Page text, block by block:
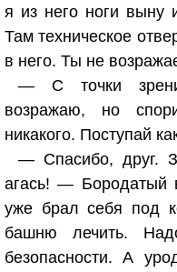
я из него ноги выну
Там техническое
в него. Ты не
— С точки
возражаю, но
никакого. Поступай
— Спасибо, друг.
агась! —
уже брал себя под
башню лечить.
безопасности. А